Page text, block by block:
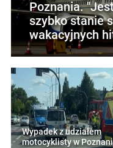
Poznania.
szybko stanie
wakacyjnych
Wypadek z udziałem
motocyklisty w